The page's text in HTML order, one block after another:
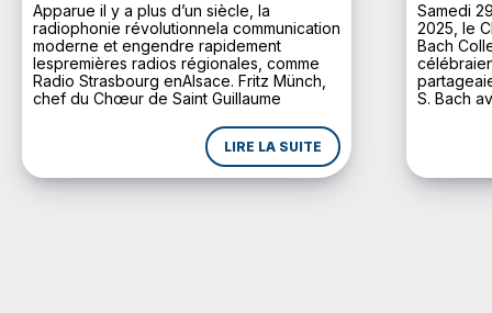
Apparue il y a plus d’un siècle, la
radiophonie révolutionnela communication
moderne et engendre rapidement
lespremières radios régionales, comme
Radio Strasbourg enAlsace. Fritz Münch,
chef du Chœur de Saint Guillaume
l’importance de ce média pour uneplus
large diffusion de la musique. Lors de son
inaugurationle 11 novembre 1930, Radio
Strasbourg diffuse en […]
LIRE LA SUITE
Samedi
2025, le
Bach
S. Bach